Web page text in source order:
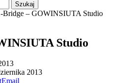
Szukaj
Bridge – GOWINSIUTA Studio
Studio
2013
Email